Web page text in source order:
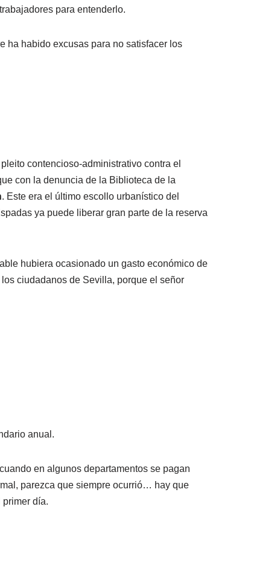
para entenderlo.
ha habido excusas para no satisfacer los
contencioso-administrativo contra el
con la denuncia de la Biblioteca de la
. Este era el último escollo urbanístico del
ya puede liberar gran parte de la reserva
hubiera ocasionado un gasto económico de
ciudadanos de Sevilla, porque el señor
anual.
en algunos departamentos se pagan
parezca que siempre ocurrió… hay que
día.